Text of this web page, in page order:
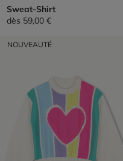
Sweat-Shirt
dès 59,00 €
NOUVEAUTÉ